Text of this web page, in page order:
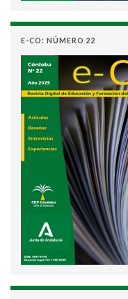
E-CO: NÚMERO 22